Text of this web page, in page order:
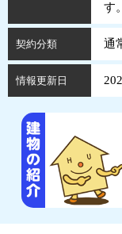
す。
契約分類 通
情報更新日